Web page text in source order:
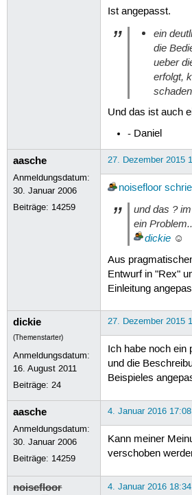
Ist angepasst.
ein
die
ueber
erfolgt,
Und das ist auch
- Daniel
aasche
Anmeldungsdatum:
30. Januar 2006
Beiträge: 14259
27. Dezember 2015
noisefloor
und das ?
ein
dickie☺
Aus
Entwurf in "Rex"
Einleitung
dickie
(Themenstarter)
Anmeldungsdatum:
16. August 2011
Beiträge:24
27. Dezember 2015
Ich habe noch ein
und die
Beispieles
aasche
Anmeldungsdatum:
30. Januar 2006
Beiträge: 14259
4. Januar 2016 17:08
Kann meiner
verschoben
noisefloor 4. Januar 2016 18:34